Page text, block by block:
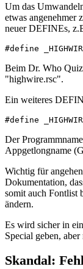
Um das
etwas angenehmer
neuer DEFINEs,
#define
Beim Dr. Who
"highwire.rsc".
Ein weiteres
#define
Der
Appgetlongname
Wichtig für
Dokumentation,
somit auch Fontlist
ändern.
Es wird sicher in
Special geben,
Skandal: